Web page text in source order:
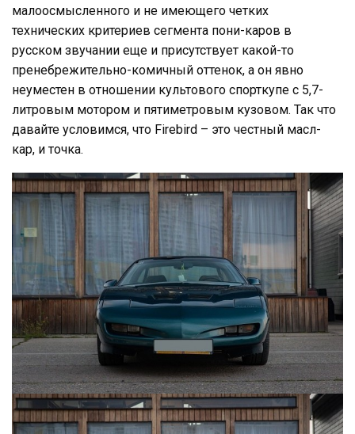
малоосмысленного и не имеющего четких
технических критериев сегмента пони-каров в
русском звучании еще и присутствует какой-то
пренебрежительно-комичный оттенок, а он явно
неуместен в отношении культового спорткупе с 5,7-
литровым мотором и пятиметровым кузовом. Так что
давайте условимся, что Firebird – это честный масл-
кар, и точка.